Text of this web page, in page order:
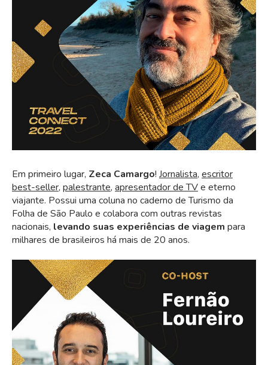
Em primeiro lugar, Zeca Camargo! Jornalista, escritor
best-seller, palestrante, apresentador de TVe eterno
viajante. Possui uma coluna no caderno de Turismo da
Folha de São Paulo e colabora com outras revistas
nacionais, levando suas experiências de viagem para
milhares de brasileiros há mais de 20 anos.